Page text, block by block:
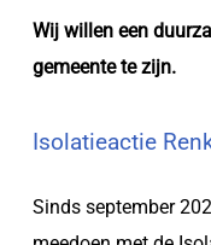
Wij willen een
gemeente te zijn.
Isolatieactie
Sinds september